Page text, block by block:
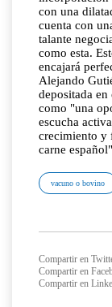
con una
cuenta con
talante
como esta.
encajará
Alejando
depositada en
como "una
escucha
crecimiento y
carne
vacuno o bovino
Compartir en
Compartir en
Compartir en